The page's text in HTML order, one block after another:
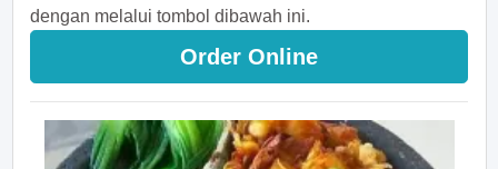
dengan melalui tombol dibawah ini.
Order Online